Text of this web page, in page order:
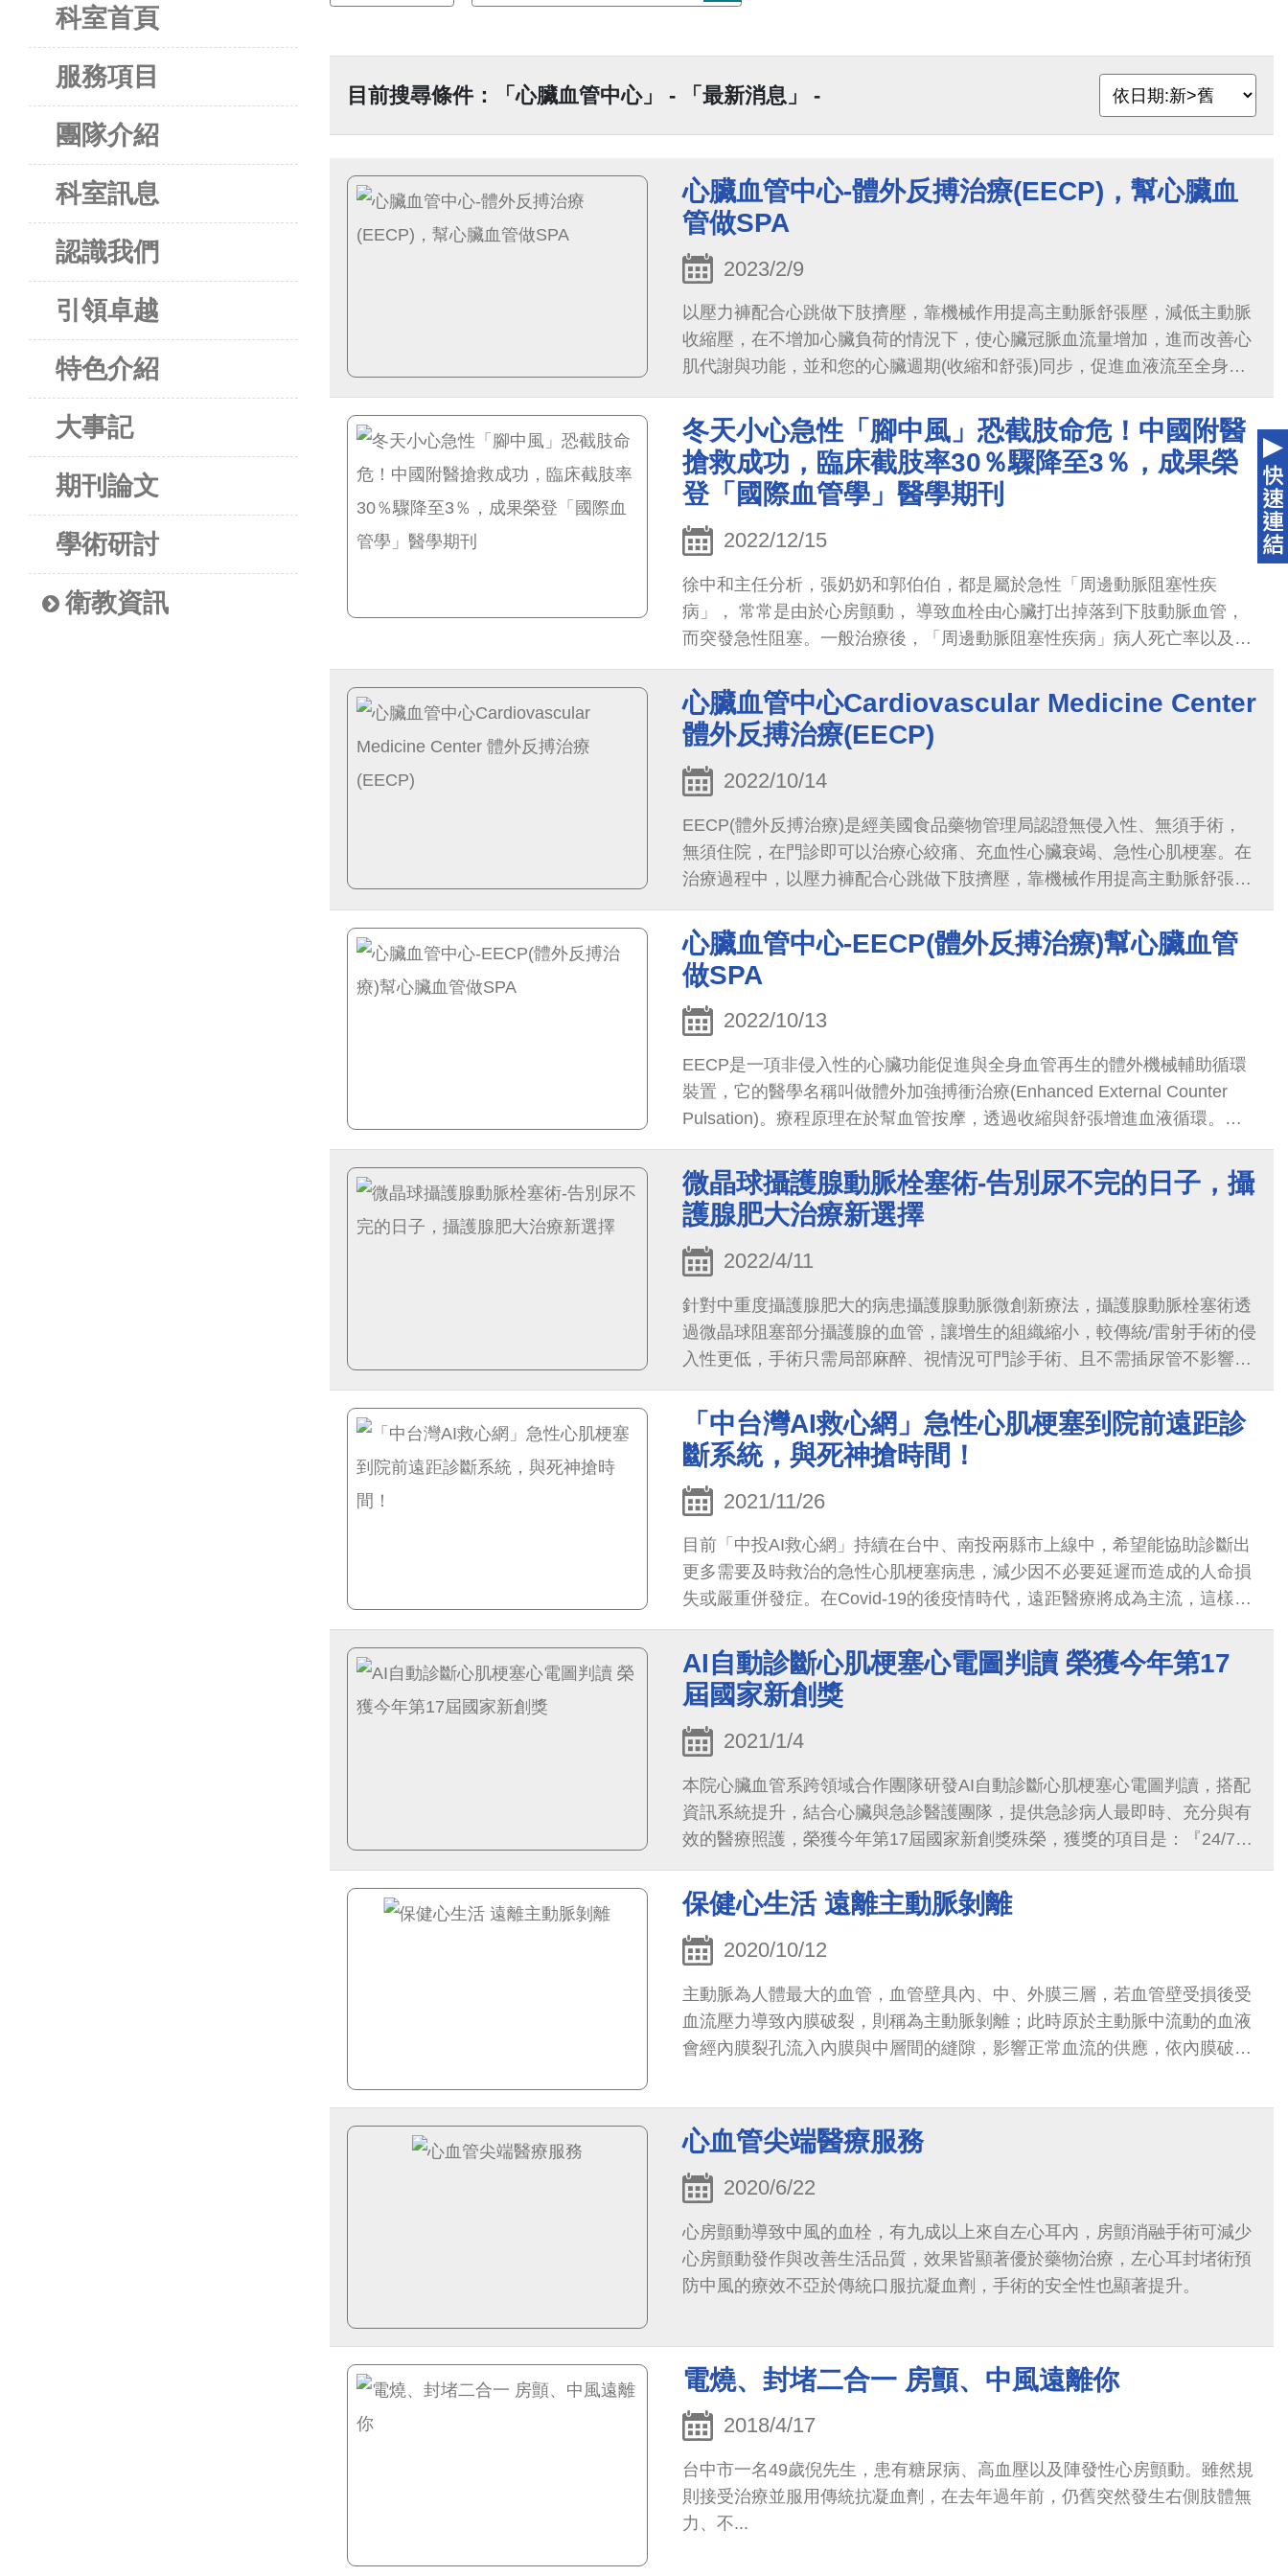
科室首頁
服務項目
團隊介紹
科室訊息
認識我們
引領卓越
特色介紹
大事記
期刊論文
學術研討
衛教資訊
目前搜尋條件：「心臟血管中心」 - 「最新消息」 -
心臟血管中心-體外反搏治療(EECP)，幫心臟血
管做SPA
2023/2/9
以壓力褲配合心跳做下肢擠壓，靠機械作用提高主動脈舒張壓，減低主動脈
收縮壓，在不增加心臟負荷的情況下，使心臟冠脈血流量增加，進而改善心
肌代謝與功能，並和您的心臟週期(收縮和舒張)同步，促進血液流至全身，
特別是心臟。
冬天小心急性「腳中風」恐截肢命危！中國附醫
搶救成功，臨床截肢率30％驟降至3％，成果榮
登「國際血管學」醫學期刊
2022/12/15
徐中和主任分析，張奶奶和郭伯伯，都是屬於急性「周邊動脈阻塞性疾
病」， 常常是由於心房顫動， 導致血栓由心臟打出掉落到下肢動脈血管，
而突發急性阻塞。一般治療後，「周邊動脈阻塞性疾病」病人死亡率以及截
肢率仍有20-30%。針對此重大疾病風險，中國附醫2016年成立了「24小時
溶栓團隊」， 投入研究治療
心臟血管中心Cardiovascular Medicine Center
體外反搏治療(EECP)
2022/10/14
EECP(體外反搏治療)是經美國食品藥物管理局認證無侵入性、無須手術，
無須住院，在門診即可以治療心絞痛、充血性心臟衰竭、急性心肌梗塞。在
治療過程中，以壓力褲配合心跳做下肢擠壓，靠機械作用提高主動脈舒張
心臟血管中心-EECP(體外反搏治療)幫心臟血管
做SPA
2022/10/13
EECP是一項非侵入性的心臟功能促進與全身血管再生的體外機械輔助循環
裝置，它的醫學名稱叫做體外加強搏衝治療(Enhanced External Counter
Pulsation)。療程原理在於幫血管按摩，透過收縮與舒張增進血液循環。治
療過程只需放鬆平躺，每次約1小時。
微晶球攝護腺動脈栓塞術-告別尿不完的日子，攝
護腺肥大治療新選擇
2022/4/11
針對中重度攝護腺肥大的病患攝護腺動脈微創新療法，攝護腺動脈栓塞術透
過微晶球阻塞部分攝護腺的血管，讓增生的組織縮小，較傳統/雷射手術的侵
入性更低，手術只需局部麻醉、視情況可門診手術、且不需插尿管不影響性
「中台灣AI救心網」急性心肌梗塞到院前遠距診
斷系統，與死神搶時間！
2021/11/26
目前「中投AI救心網」持續在台中、南投兩縣市上線中，希望能協助診斷出
更多需要及時救治的急性心肌梗塞病患，減少因不必要延遲而造成的人命損
失或嚴重併發症。在Covid-19的後疫情時代，遠距醫療將成為主流，這樣的
AI輔助系統不僅可以縮短急性心肌梗塞到院前的診斷時間，未來更可以發展
為心臟病患及一般民眾居家自我監測的利器！
AI自動診斷心肌梗塞心電圖判讀 榮獲今年第17
屆國家新創獎
2021/1/4
本院心臟血管系跨領域合作團隊研發AI自動診斷心肌梗塞心電圖判讀，搭配
資訊系統提升，結合心臟與急診醫護團隊，提供急診病人最即時、充分與有
效的醫療照護，榮獲今年第17屆國家新創獎殊榮，獲獎的項目是：『24/7急
保健心生活 遠離主動脈剝離
2020/10/12
主動脈為人體最大的血管，血管壁具內、中、外膜三層，若血管壁受損後受
血流壓力導致內膜破裂，則稱為主動脈剝離；此時原於主動脈中流動的血液
會經內膜裂孔流入內膜與中層間的縫隙，影響正常血流的供應，依內膜破口
心血管尖端醫療服務
2020/6/22
心房顫動導致中風的血栓，有九成以上來自左心耳內，房顫消融手術可減少
心房顫動發作與改善生活品質，效果皆顯著優於藥物治療，左心耳封堵術預
防中風的療效不亞於傳統口服抗凝血劑，手術的安全性也顯著提升。
電燒、封堵二合一 房顫、中風遠離你
2018/4/17
台中市一名49歲倪先生，患有糖尿病、高血壓以及陣發性心房顫動。雖然規
則接受治療並服用傳統抗凝血劑，在去年過年前，仍舊突然發生右側肢體無
力、不...